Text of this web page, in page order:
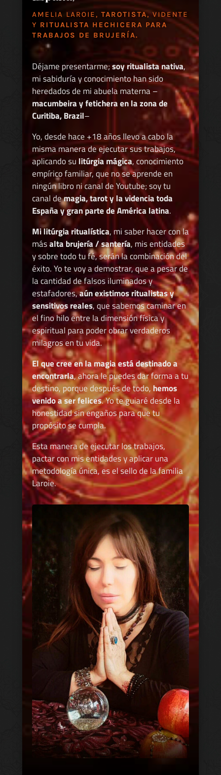
AMELIA LAROIE, TAROTISTA, VIDENTE
Y RITUALISTA HECHICERA PARA
TRABAJOS DE BRUJERÍA.
Déjame presentarme;soy ritualista nativa,
mi sabiduría y conocimiento han sido
heredados de mi abuela materna –
macumbeira y fetichera en la zona de
Curitiba, Brazil–
Yo, desde hace +18 años llevo a cabo la
misma manera de ejecutar sus trabajos,
aplicando su litúrgia mágica, conocimiento
empírico familiar, que no se aprende en
ningún libro ni canal de Youtube; soy tu
canal demagia, tarot y la videncia toda
España y gran parte de América latina.
Mi litúrgia ritualística, mi saber hacer con la
másalta brujería / santería, mis entidades
y sobre todo tu fé, serán la combinación del
éxito. Yo te voy a demostrar, que a pesar de
la cantidad de falsos iluminados y
estafadores,aún existimos ritualistas y
sensitivos reales, que sabemos caminar en
el fino hilo entre la dimensión física y
espiritual para poder obrar verdaderos
milagros en tu vida.
El que cree en la magia está destinado a
encontrarla, ahora le puedes dar forma a tu
destino, porque después de todo, hemos
venido a ser felices. Yo te guiaré desde la
honestidad sin engaños para que tu
propósito se cumpla.
Esta manera de ejecutar los trabajos,
pactar con mis entidades y aplicar una
metodología única, es el sello de la familia
Laroie.